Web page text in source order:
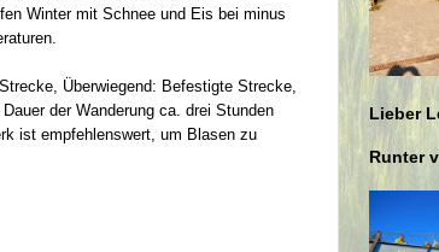
Winter mit Schnee und Eis bei minus
Überwiegend: Befestigte Strecke,
der Wanderung ca. drei Stunden
ist empfehlenswert, um Blasen zu
Lieber
Runter